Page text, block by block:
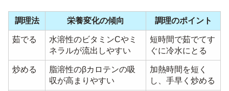
調理法 栄養変化の傾向 調理のポイント
茹でる
水溶性のビタミンCやミ
ネラルが流出しやすい
短時間で茹でてす
ぐに冷水にとる
炒める
脂溶性のβカロテンの吸
収が高まりやすい
加熱時間を短く
し、手早く炒める